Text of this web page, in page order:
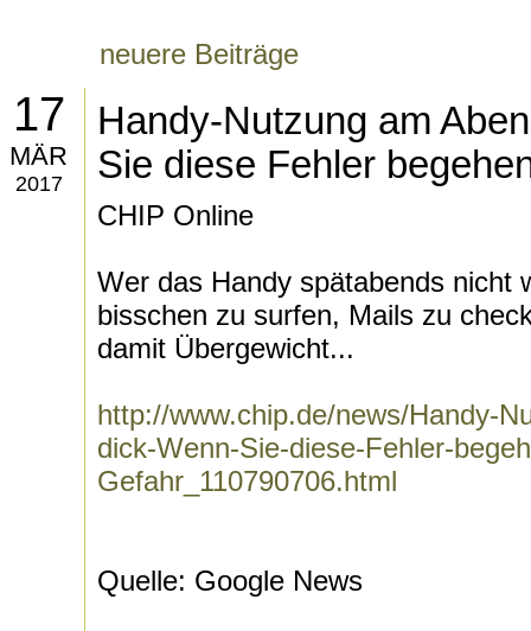
neuere Beiträge
17
MÄR
2017
Handy-Nutzung am
Sie diese Fehler
CHIP Online
Wer das Handy spätabends nicht
bisschen zu surfen, Mails zu
damit Übergewicht...
http://www.chip.de/news/Handy-
dick-Wenn-Sie-diese-Fehler-
Gefahr_110790706.html
Quelle: Google News